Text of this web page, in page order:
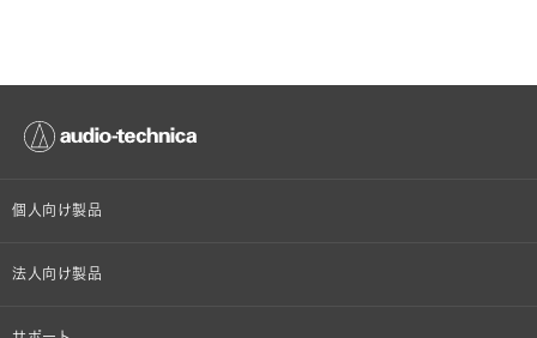
個人向け製品
オンラインストア限定
法人向け製品
設備音響機器